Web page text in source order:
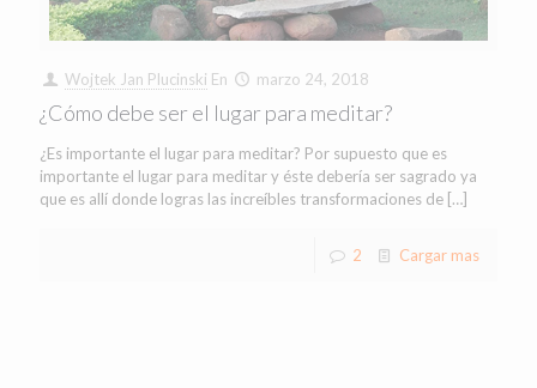
Wojtek Jan Plucinski En marzo 24, 2018
¿Cómo debe ser el lugar para meditar?
¿Es importante el lugar para meditar? Por supuesto que es
importante el lugar para meditar y éste debería ser sagrado ya
que es allí donde logras las increíbles transformaciones de […]
2 Cargar mas